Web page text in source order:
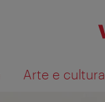
Arte e cultura